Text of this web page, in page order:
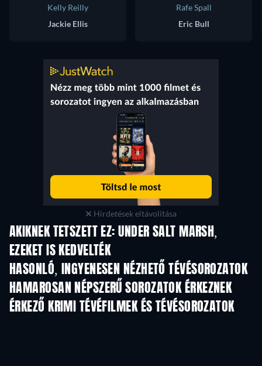
Kelly Reilly
Jackie Ellis
Rafe Spall
Eric Bull
Hirdetések eltávolítása
AKIKNEK TETSZETT EZ: UNDER SALT MARSH,
EZEKET IS KEDVELTÉK
TV
HASONLÓ, INGYENESEN NÉZHETŐ TÉVÉSOROZATOK
TV TV
HAMAROSAN NÉPSZERŰ SOROZATOK ÉRKEZNEK
TV TV
ÉRKEZŐ KRIMI TÉVÉFILMEK ÉS TÉVÉSOROZATOK
Évad 6 Évad 2